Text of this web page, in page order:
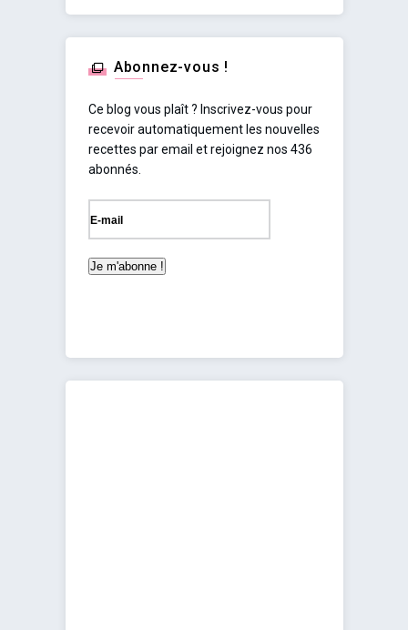
Abonnez-vous !
Ce blog vous plaît ? Inscrivez-vous pour
recevoir automatiquement les nouvelles
recettes par email et rejoignez nos 436
abonnés.